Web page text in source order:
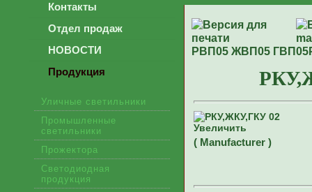
Контакты
Отдел продаж
НОВОСТИ
Продукция
Уличные светильники
Промышленные
светильники
Прожектора
Светодиодная
продукция
РВП05 ЖВП05 ГВП05
Увеличить
( Manufacturer )